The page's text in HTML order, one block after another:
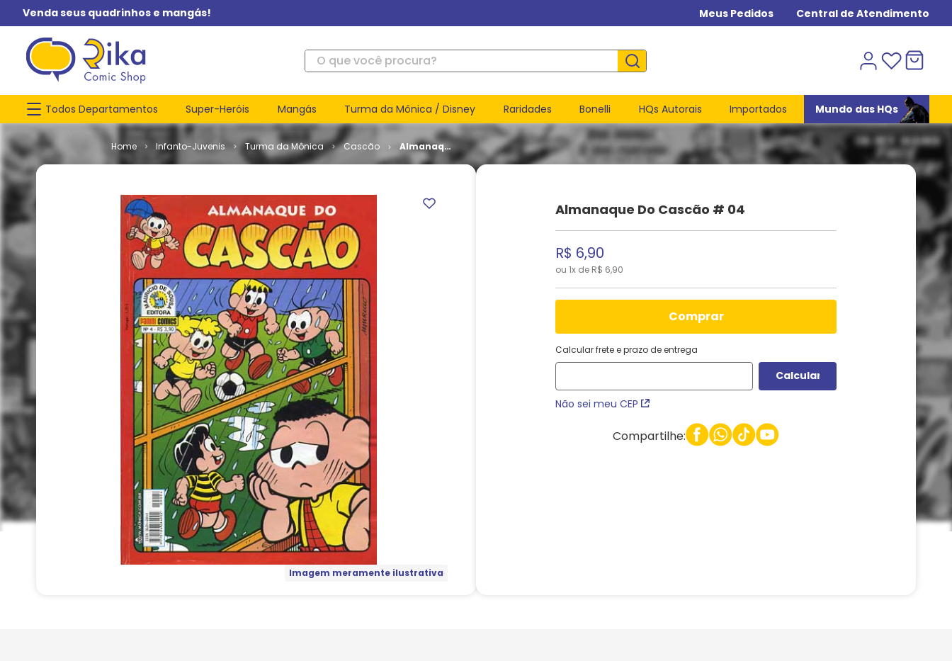
Venda seus quadrinhos e mangás! Meus Pedidos Central de Atendimento
O que você procura?
Todos Departamentos Super-Heróis Mangás Turma da Mônica / Disney Raridades Bonelli HQs Autorais Importados Mundo das HQs
Infanto-Juvenis Turma da Mônica Cascão
Almanaque
do Cascão
Imagem meramente ilustrativa
Almanaque Do Cascão # 04
R$ 6,90
ou 1x de R$ 6,90
comprar
Calcular frete e prazo de entrega
Não sei meu CEP
Compartilhe: